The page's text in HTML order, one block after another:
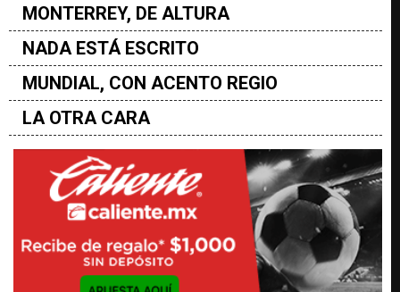
MONTERREY, DE ALTURA
NADA ESTÁ ESCRITO
MUNDIAL, CON ACENTO REGIO
LA OTRA CARA